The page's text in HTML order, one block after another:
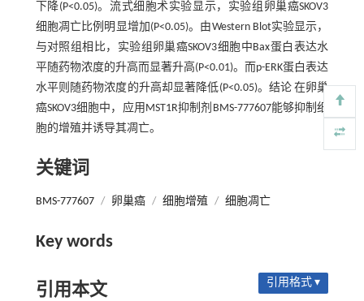
下降(P<0.05)。流式细胞术实验显示，实验组卵巢癌SKOV3
细胞凋亡比例明显增加(P<0.05)。由Western Blot实验显示，
与对照组相比，实验组卵巢癌SKOV3细胞中Bax蛋白表达水
平随药物浓度的升高而显著升高(P<0.01)。而p-ERK蛋白表达
水平则随药物浓度的升高却显著降低(P<0.05)。结论 在卵巢
癌SKOV3细胞中，应用MST1R抑制剂BMS-777607能够抑制细
胞的增殖并诱导其凋亡。
关键词
BMS-777607 / 卵巢癌 / 细胞增殖 / 细胞凋亡
Key words
引用本文 引用格式 ▾